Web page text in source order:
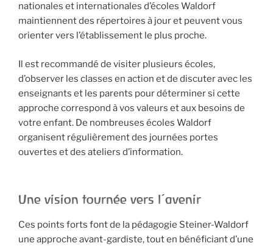
nationales et internationales d’écoles Waldorf
maintiennent des répertoires à jour et peuvent vous
orienter vers l’établissement le plus proche.
Il est recommandé de visiter plusieurs écoles,
d’observer les classes en action et de discuter avec les
enseignants et les parents pour déterminer si cette
approche correspond à vos valeurs et aux besoins de
votre enfant. De nombreuses écoles Waldorf
organisent régulièrement des journées portes
ouvertes et des ateliers d’information.
Une vision tournée vers l’avenir
Ces points forts font de la pédagogie Steiner-Waldorf
une approche avant-gardiste, tout en bénéficiant d’une